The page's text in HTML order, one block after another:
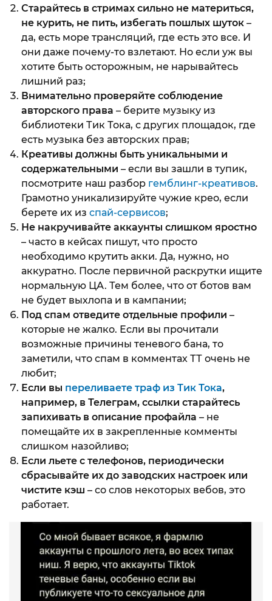
Старайтесь в стримах сильно не материться,
не курить, не пить, избегать пошлых шуток –
да, есть море трансляций, где есть это все. И
они даже почему-то взлетают. Но если уж вы
хотите быть осторожным, не нарывайтесь
лишний раз;
Внимательно проверяйте соблюдение
авторского права – берите музыку из
библиотеки Тик Тока, с других площадок, где
есть музыка без авторcких прав;
Креативы должны быть уникальными и
содержательными – если вы зашли в тупик,
посмотрите наш разбор гемблинг-креативов.
Грамотно уникализируйте чужие крео, если
берете их из спай-сервисов;
Не накручивайте аккаунты слишком яростно
– часто в кейсах пишут, что просто
необходимо крутить акки. Да, нужно, но
аккуратно. После первичной раскрутки ищите
нормальную ЦА. Тем более, что от ботов вам
не будет выхлопа и в кампании;
Под спам отведите отдельные профили –
которые не жалко. Если вы прочитали
возможные причины теневого бана, то
заметили, что спам в комментах ТТ очень не
любит;
Если вы переливаете траф из Тик Тока,
например, в Телеграм, ссылки старайтесь
запихивать в описание профайла – не
помещайте их в закрепленные комменты
слишком назойливо;
Если льете с телефонов, периодически
сбрасывайте их до заводских настроек или
чистите кэш – со слов некоторых вебов, это
работает.